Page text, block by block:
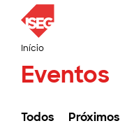
Início
Eventos
Todos Próximos